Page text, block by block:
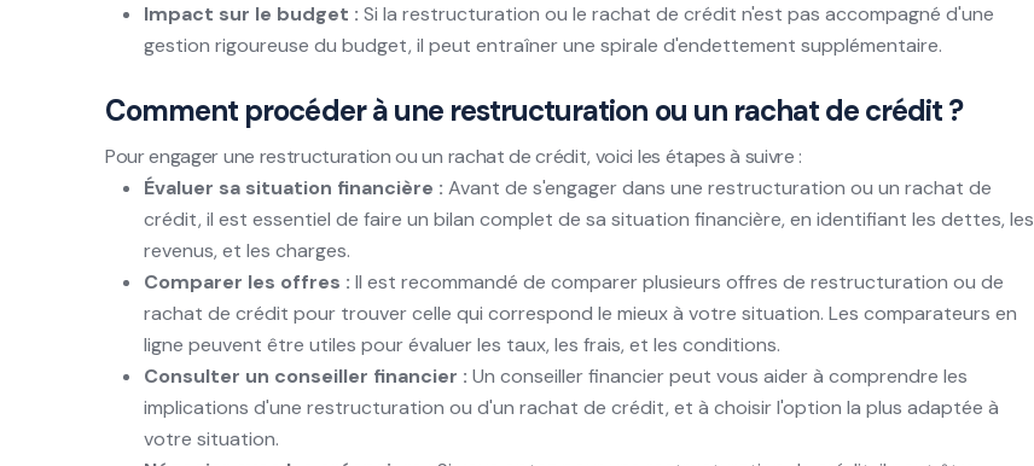
Impact sur le budget : Si la restructuration ou le rachat de crédit n'est pas accompagné d'une
gestion rigoureuse du budget, il peut entraîner une spirale d'endettement supplémentaire.
Comment procéder à une restructuration ou un rachat de crédit ?
Pour engager une restructuration ou un rachat de crédit, voici les étapes à suivre :
Évaluer sa situation financière : Avant de s'engager dans une restructuration ou un rachat de
crédit, il est essentiel de faire un bilan complet de sa situation financière, en identifiant les dettes, les
revenus, et les charges.
Comparer les offres : Il est recommandé de comparer plusieurs offres de restructuration ou de
rachat de crédit pour trouver celle qui correspond le mieux à votre situation. Les comparateurs en
ligne peuvent être utiles pour évaluer les taux, les frais, et les conditions.
Consulter un conseiller financier : Un conseiller financier peut vous aider à comprendre les
implications d'une restructuration ou d'un rachat de crédit, et à choisir l'option la plus adaptée à
votre situation.